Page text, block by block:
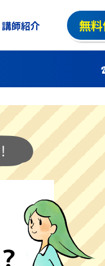
講師紹介 無